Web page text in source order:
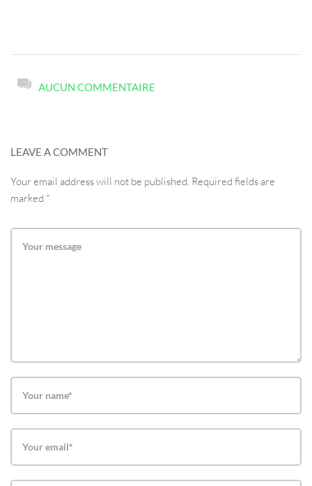
AUCUN COMMENTAIRE
LEAVE A COMMENT
Your email address will not be published. Required fields are
marked *